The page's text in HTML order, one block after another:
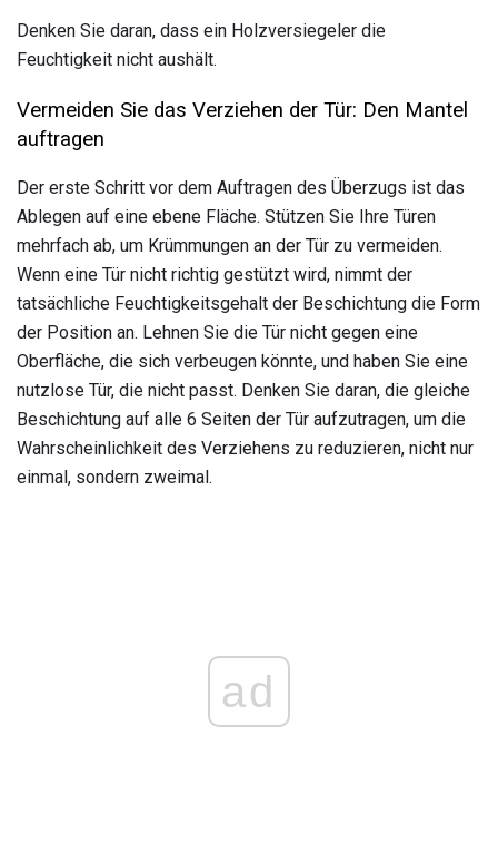
Denken Sie daran, dass ein Holzversiegeler die
Feuchtigkeit nicht aushält.
Vermeiden Sie das Verziehen der Tür: Den Mantel
auftragen
Der erste Schritt vor dem Auftragen des Überzugs ist das
Ablegen auf eine ebene Fläche. Stützen Sie Ihre Türen
mehrfach ab, um Krümmungen an der Tür zu vermeiden.
Wenn eine Tür nicht richtig gestützt wird, nimmt der
tatsächliche Feuchtigkeitsgehalt der Beschichtung die Form
der Position an. Lehnen Sie die Tür nicht gegen eine
Oberfläche, die sich verbeugen könnte, und haben Sie eine
nutzlose Tür, die nicht passt. Denken Sie daran, die gleiche
Beschichtung auf alle 6 Seiten der Tür aufzutragen, um die
Wahrscheinlichkeit des Verziehens zu reduzieren, nicht nur
einmal, sondern zweimal.
ad